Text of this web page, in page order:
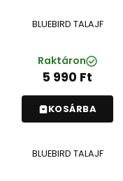
BLUEBIRD TALAJF
Raktáron
5 990 Ft
KOSÁRBA
BLUEBIRD TALAJF